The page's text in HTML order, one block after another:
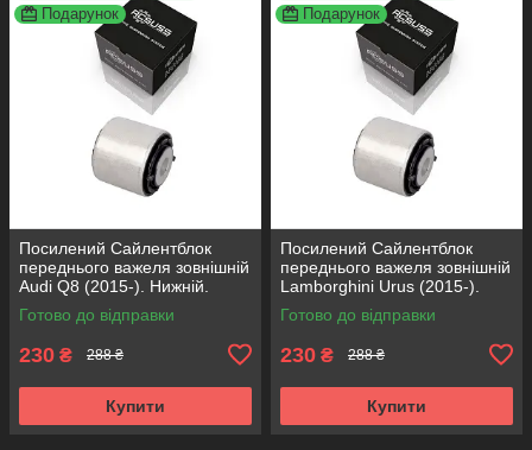
Подарунок
Посилений Сайлентблок
переднього важеля зовнішній
Audi Q8 (2015-). Нижній.
КОРЕЯ Acsuss! FE175192 ,
VKDS331087
Готово до відправки
230 ₴ 288 ₴
Купити
Подарунок
Посилений Сайлентблок
переднього важеля зовнішній
Lamborghini Urus (2015-).
Нижній. КОРЕЯ Acsuss!
FE175192 , VKDS331087
Готово до відправки
230 ₴ 288 ₴
Купити